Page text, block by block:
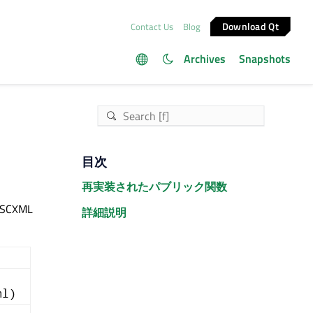
Contact Us Blog Download Qt
Archives Snapshots
目次
再実装されたパブリック関数
詳細説明